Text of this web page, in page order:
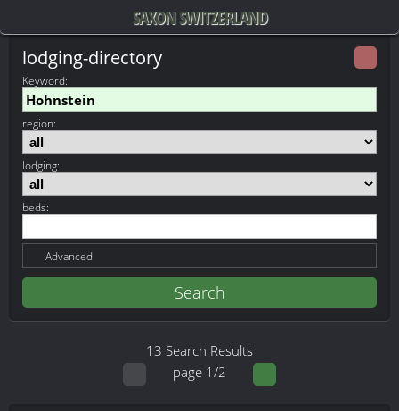
SAXON SWITZERLAND
lodging-directory
Keyword:
region:
lodging:
beds:
Advanced
13 Search Results
page 1/2